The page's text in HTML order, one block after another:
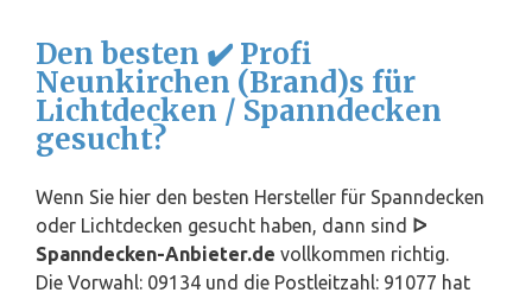
Den besten ✔️ Profi
Neunkirchen (Brand)s für
Lichtdecken / Spanndecken
gesucht?
Wenn Sie hier den besten Hersteller für Spanndecken
oder Lichtdecken gesucht haben, dann sind ᐅ
Spanndecken-Anbieter.de vollkommen richtig.
Die Vorwahl: 09134 und die Postleitzahl: 91077 hat